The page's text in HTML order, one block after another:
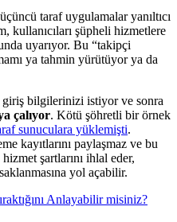
taraf uygulamalar yanıltıcı
kullanıcıları şüpheli hizmetlere
uyarıyor. Bu “takipçi
ya tahmin yürütüyor ya da
giriş bilgilerinizi istiyor ve sonra
çalıyor. Kötü şöhretli bir örnek
sunuculara yüklemişti.
kayıtlarını paylaşmaz ve bu
şartlarını ihlal eder,
yol açabilir.
Anlayabilir misiniz?